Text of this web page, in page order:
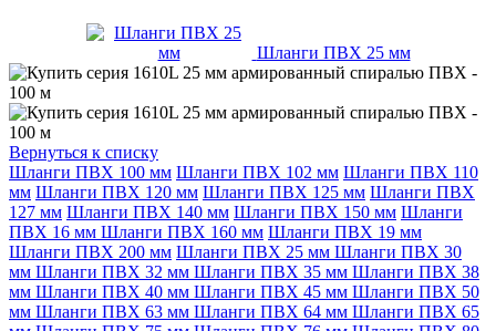
Шланги ПВХ 25 мм
Вернуться к списку
Шланги ПВХ 100 мм Шланги ПВХ 102 мм Шланги ПВХ 110
мм Шланги ПВХ 120 мм Шланги ПВХ 125 мм Шланги ПВХ
127 мм Шланги ПВХ 140 мм Шланги ПВХ 150 мм Шланги
ПВХ 16 мм Шланги ПВХ 160 мм Шланги ПВХ 19 мм
Шланги ПВХ 200 мм Шланги ПВХ 25 мм Шланги ПВХ 30
мм Шланги ПВХ 32 мм Шланги ПВХ 35 мм Шланги ПВХ 38
мм Шланги ПВХ 40 мм Шланги ПВХ 45 мм Шланги ПВХ 50
мм Шланги ПВХ 63 мм Шланги ПВХ 64 мм Шланги ПВХ 65